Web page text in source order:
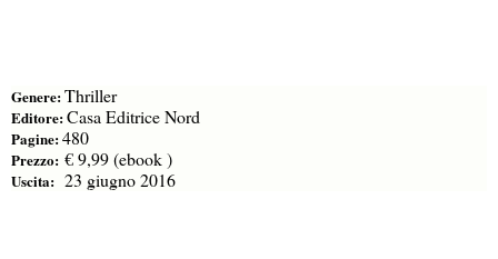
Genere:Thriller
Editore:Casa Editrice Nord
Pagine:480
Prezzo: € 9,99 (ebook )
Uscita: 23 giugno 2016